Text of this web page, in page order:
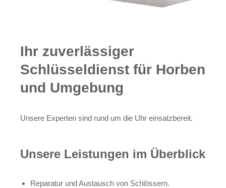
Ihr zuverlässiger
Schlüsseldienst für Horben
und Umgebung
Unsere Experten sind rund um die Uhr einsatzbereit.
Unsere Leistungen im Überblick
Reparatur und Austausch von Schlössern.